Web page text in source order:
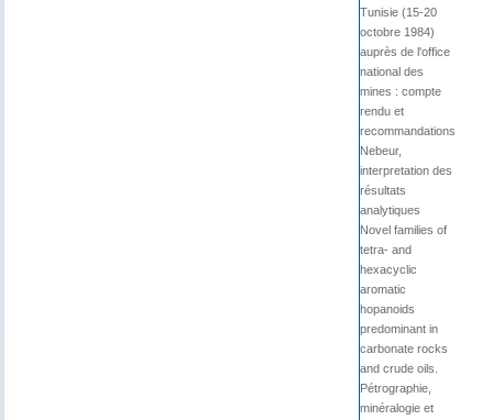
Tunisie (15-20
octobre 1984)
auprès de l'office
national des
mines : compte
rendu et
recommandations
Nebeur,
interpretation des
résultats
analytiques
Novel families of
tetra- and
hexacyclic
aromatic
hopanoids
predominant in
carbonate rocks
and crude oils.
Pétrographie,
minéralogie et